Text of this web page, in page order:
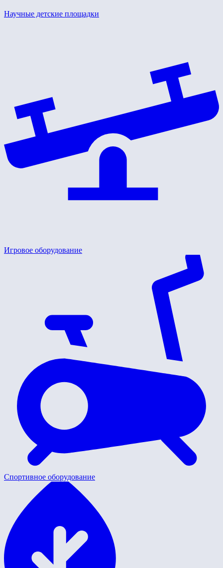
Научные детские площадки
Игровое оборудование
Спортивное оборудование